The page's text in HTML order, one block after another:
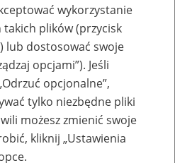
Aktywni 50+
wykorzystanie
takich plików (przycisk
lub dostosować swoje
opcjami”). Jeśli
opcjonalne”,
tylko niezbędne pliki
możesz zmienić swoje
kliknij „Ustawienia